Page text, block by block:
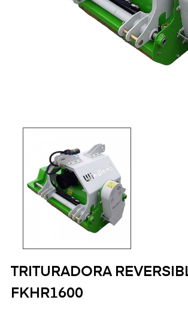
TRITURADORA
FKHR1600